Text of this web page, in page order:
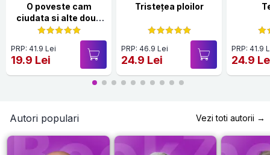
O poveste cam
ciudata si alte doua
povestiri
PRP: 41.9 Lei
19.9 Lei
Tristețea ploilor
PRP: 46.9 Lei
24.9 Lei
PRP: 41.9
24.9
Autori populari Vezi toti autorii →